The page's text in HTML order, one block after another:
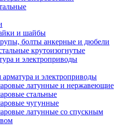
и шайбы
болты анкерные и дюбели
крутоизогнутые
и электроприводы
арматура и электроприводы
латунные и нержавеющие
стальные
чугунные
латунные со спускным